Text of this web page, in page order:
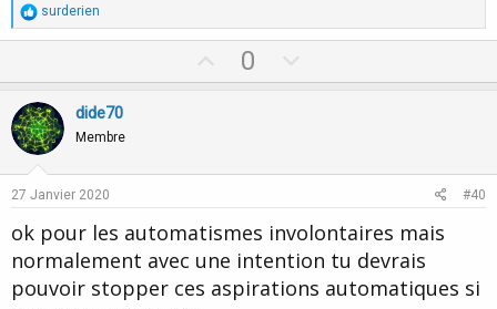
R
é
a
t
o
n
s
:
surderien
p
t
0
o
v
t
e
dide70
Membre
27 Janvier 2020 #40
ok pour les automatismes involontaires mais
normalement avec une intention tu devrais
pouvoir stopper ces aspirations automatiques si